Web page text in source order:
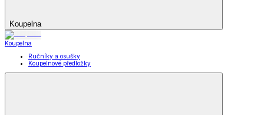
Koupelna
Koupelna
Ručníky a osušky
Koupelnové předložky